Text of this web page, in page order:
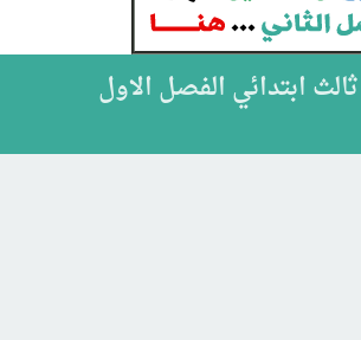
ابتدائي الفصل الاول